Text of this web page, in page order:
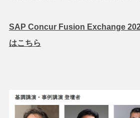
SAP Concur Fusion Exchange
はこちら